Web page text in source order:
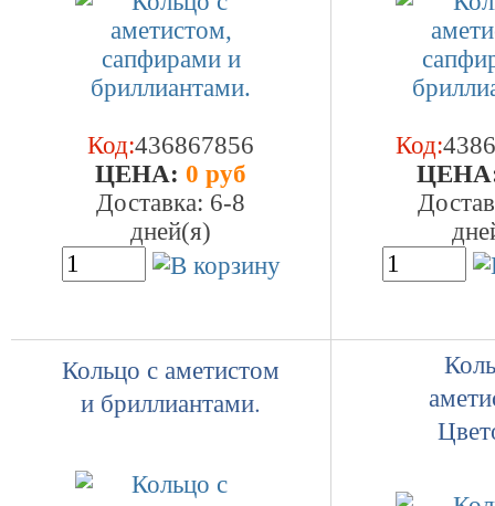
Код:436867856
ЦEHA: 0 руб
Доставка: 6-8
дней(я)
Код:
Кольцо с аметистом
и бриллиантами.